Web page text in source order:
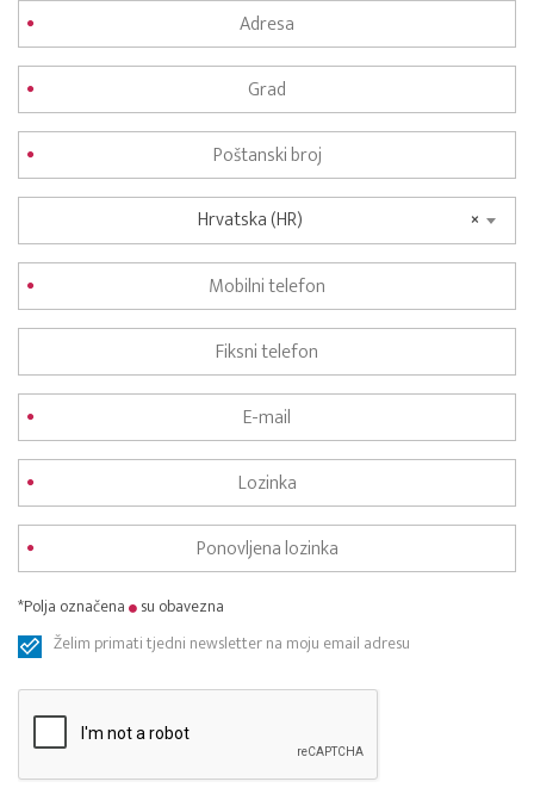
×
Hrvatska (HR)
*Polja označena
su obavezna
Želim primati tjedni newsletter na moju email adresu